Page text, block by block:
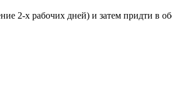
2-х рабочих дней) и затем придти в